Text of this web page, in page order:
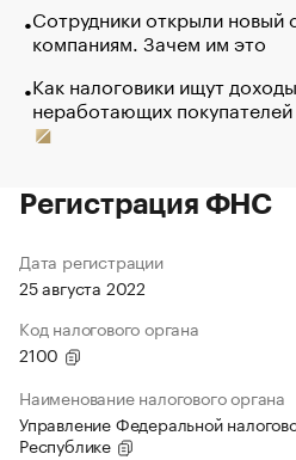
Сотрудники открыли новый
компаниям. Зачем им это
Как налоговики ищут доходы
неработающих покупателей
Регистрация ФНС
Дата регистрации
25 августа 2022
Код налогового органа
2100
Наименование налогового органа
Управление Федеральной
Республике